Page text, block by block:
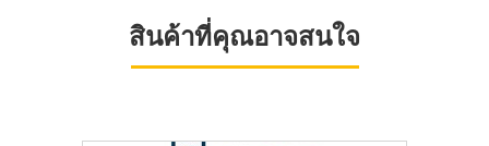
สินค้าที่คุณอาจสนใจ